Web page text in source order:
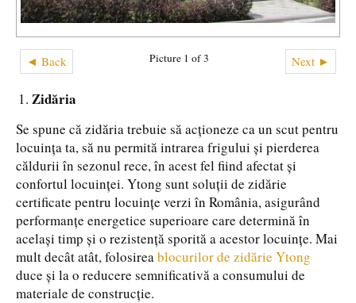
◄ Back Next ►
Picture 1 of 3
Zidăria
Se spune că zidăria trebuie să acționeze ca un scut pentru
locuința ta, să nu permită intrarea frigului și pierderea
căldurii în sezonul rece, în acest fel fiind afectat și
confortul locuinței. Ytong sunt soluții de zidărie
certificate pentru locuințe verzi în România, asigurând
performanțe energetice superioare care determină în
același timp și o rezistență sporită a acestor locuințe. Mai
mult decât atât, folosireablocurilor de zidărie Ytong
duce și la o reducere semnificativă a consumului de
materiale de construcție.